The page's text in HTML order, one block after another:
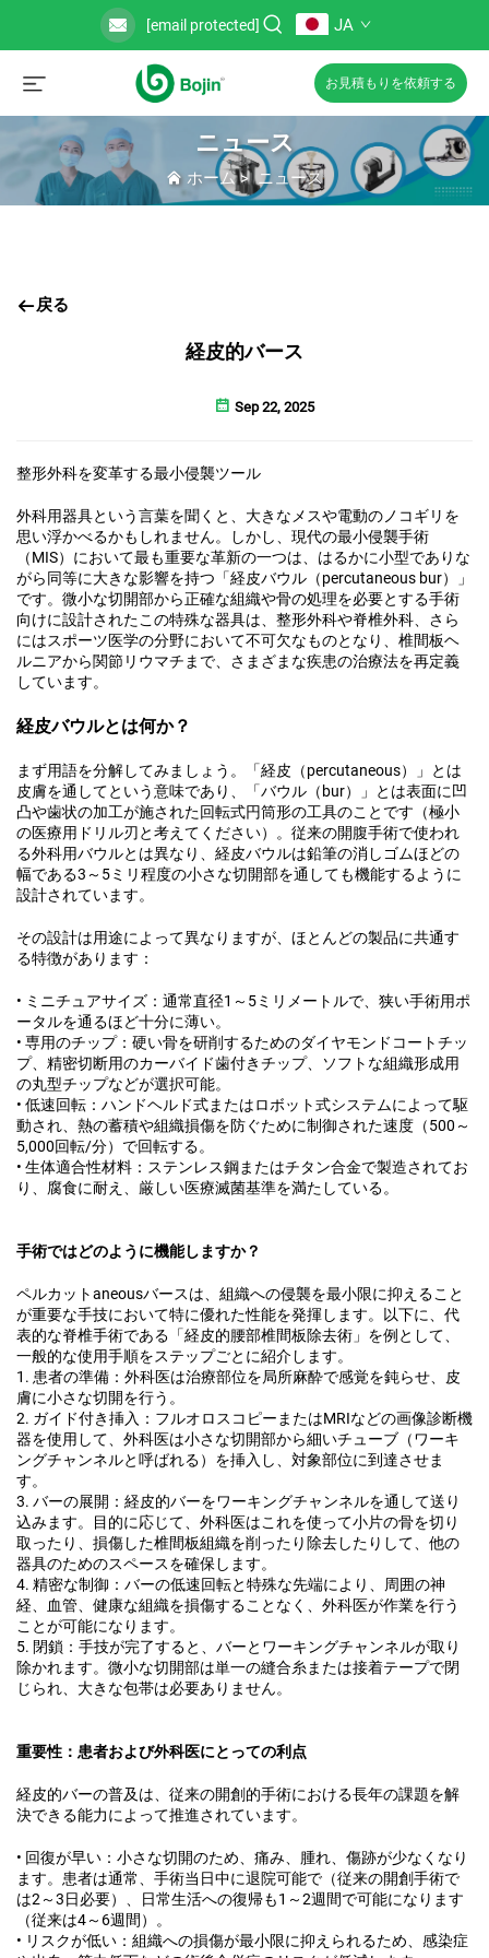
[email protected] JA
お見積もりを依頼する
ニュース
ホーム>ニュース
戻る
経皮的バース
Sep 22, 2025
整形外科を変革する最小侵襲ツール
外科用器具という言葉を聞くと、大きなメスや電動のノコギリを
思い浮かべるかもしれません。しかし、現代の最小侵襲手術
（MIS）において最も重要な革新の一つは、はるかに小型でありな
がら同等に大きな影響を持つ「経皮バウル（percutaneous bur）」
です。微小な切開部から正確な組織や骨の処理を必要とする手術
向けに設計されたこの特殊な器具は、整形外科や脊椎外科、さら
にはスポーツ医学の分野において不可欠なものとなり、椎間板ヘ
ルニアから関節リウマチまで、さまざまな疾患の治療法を再定義
しています。
経皮バウルとは何か？
まず用語を分解してみましょう。「経皮（percutaneous）」とは
皮膚を通してという意味であり、「バウル（bur）」とは表面に凹
凸や歯状の加工が施された回転式円筒形の工具のことです（極小
の医療用ドリル刃と考えてください）。従来の開腹手術で使われ
る外科用バウルとは異なり、経皮バウルは鉛筆の消しゴムほどの
幅である3～5ミリ程度の小さな切開部を通しても機能するように
設計されています。
その設計は用途によって異なりますが、ほとんどの製品に共通す
る特徴があります：
• ミニチュアサイズ：通常直径1～5ミリメートルで、狭い手術用ポ
ータルを通るほど十分に薄い。
• 専用のチップ：硬い骨を研削するためのダイヤモンドコートチッ
プ、精密切断用のカーバイド歯付きチップ、ソフトな組織形成用
の丸型チップなどが選択可能。
• 低速回転：ハンドヘルド式またはロボット式システムによって駆
動され、熱の蓄積や組織損傷を防ぐために制御された速度（500～
5,000回転/分）で回転する。
• 生体適合性材料：ステンレス鋼またはチタン合金で製造されてお
り、腐食に耐え、厳しい医療滅菌基準を満たしている。
手術ではどのように機能しますか？
ペルカットaneousバースは、組織への侵襲を最小限に抑えること
が重要な手技において特に優れた性能を発揮します。以下に、代
表的な脊椎手術である「経皮的腰部椎間板除去術」を例として、
一般的な使用手順をステップごとに紹介します。
1. 患者の準備：外科医は治療部位を局所麻酔で感覚を鈍らせ、皮
膚に小さな切開を行う。
2. ガイド付き挿入：フルオロスコピーまたはMRIなどの画像診断機
器を使用して、外科医は小さな切開部から細いチューブ（ワーキ
ングチャンネルと呼ばれる）を挿入し、対象部位に到達させま
す。
3. バーの展開：経皮的バーをワーキングチャンネルを通して送り
込みます。目的に応じて、外科医はこれを使って小片の骨を切り
取ったり、損傷した椎間板組織を削ったり除去したりして、他の
器具のためのスペースを確保します。
4. 精密な制御：バーの低速回転と特殊な先端により、周囲の神
経、血管、健康な組織を損傷することなく、外科医が作業を行う
ことが可能になります。
5. 閉鎖：手技が完了すると、バーとワーキングチャンネルが取り
除かれます。微小な切開部は単一の縫合糸または接着テープで閉
じられ、大きな包帯は必要ありません。
重要性：患者および外科医にとっての利点
経皮的バーの普及は、従来の開創的手術における長年の課題を解
決できる能力によって推進されています。
• 回復が早い：小さな切開のため、痛み、腫れ、傷跡が少なくなり
ます。患者は通常、手術当日中に退院可能で（従来の開創手術で
は2～3日必要）、日常生活への復帰も1～2週間で可能になります
（従来は4～6週間）。
• リスクが低い：組織への損傷が最小限に抑えられるため、感染症